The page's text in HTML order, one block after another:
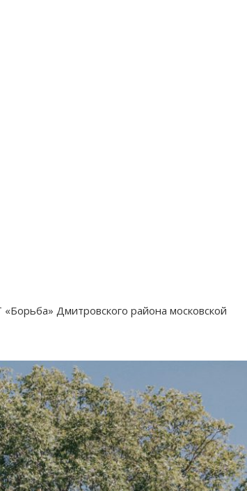
Дмитровского района московской